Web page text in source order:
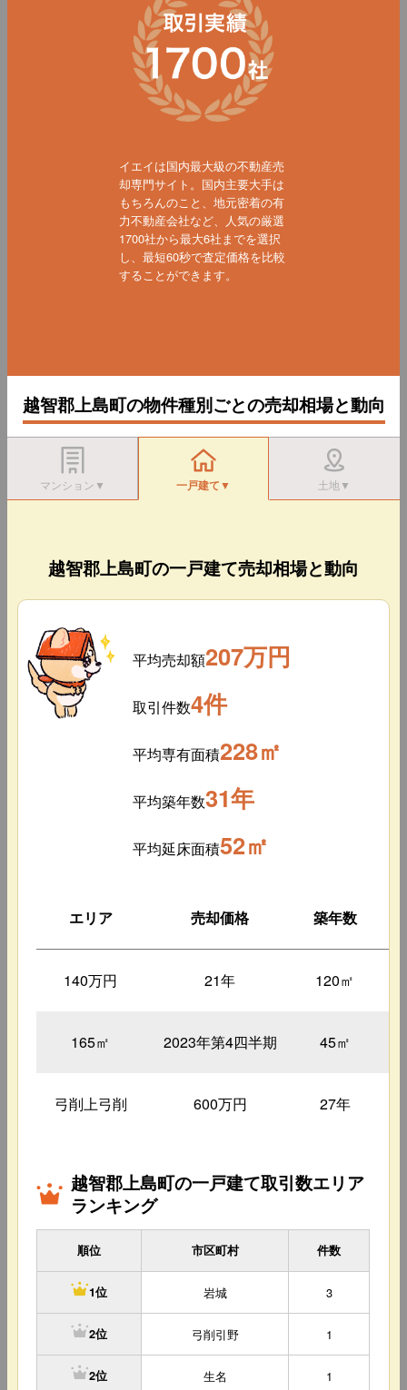
イエイは国内最大級の不動産売
却専門サイト。国内主要大手は
もちろんのこと、地元密着の有
力不動産会社など、人気の厳選
1700社から最大6社までを選択
し、最短60秒で査定価格を比較
することができます。
越智郡上島町の物件種別ごとの売却相場と動向
マンション▼ 一戸建て▼ 土地▼
越智郡上島町の一戸建て売却相場と動向
平均売却額207万円
取引件数4件
平均専有面積228㎡
平均築年数31年
平均延床面積52㎡
エリア 売却価格 築年数
140万円 21年 120㎡
165㎡ 2023年第4四半期 45㎡
弓削上弓削 600万円 27年
越智郡上島町の一戸建て取引数エリア
ランキング
順位 市区町村 件数
1位 岩城 3
2位 弓削引野 1
2位 生名 1